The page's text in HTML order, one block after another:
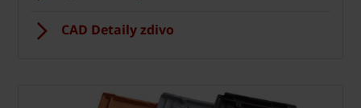
CAD Detaily zdivo